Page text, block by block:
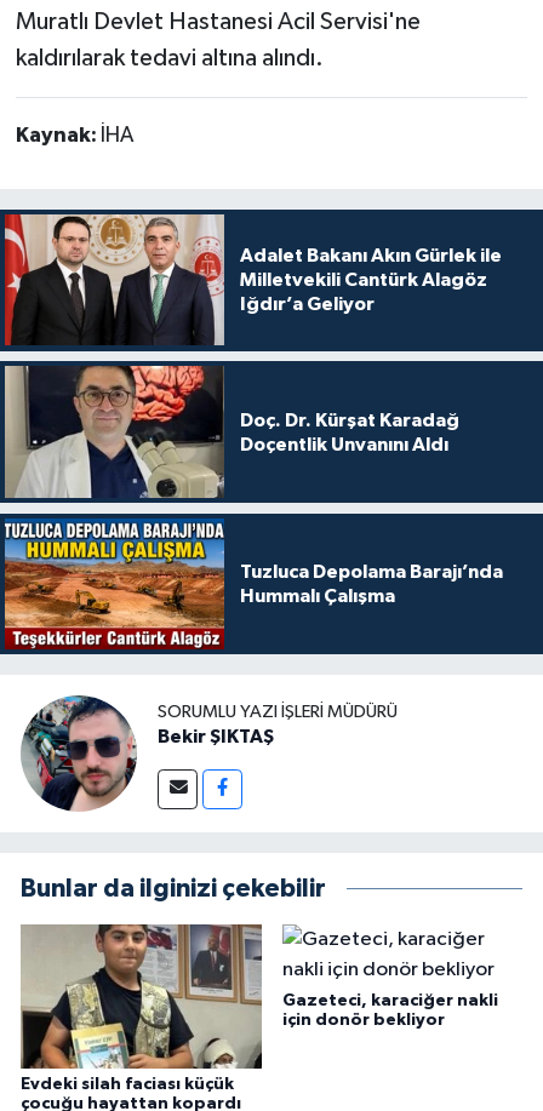
Muratlı Devlet Hastanesi Acil Servisi'ne
kaldırılarak tedavi altına alındı.
Kaynak: İHA
Adalet Bakanı Akın Gürlek ile
Milletvekili Cantürk Alagöz
Iğdır’a Geliyor
Doç. Dr. Kürşat Karadağ
Doçentlik Unvanını Aldı
Tuzluca Depolama Barajı’nda
Hummalı Çalışma
SORUMLU YAZI İŞLERI MÜDÜRÜ
Bekir ŞIKTAŞ
Bunlar da ilginizi çekebilir
Evdeki silah faciası küçük
çocuğu hayattan kopardı
Gazeteci, karaciğer nakli
için donör bekliyor